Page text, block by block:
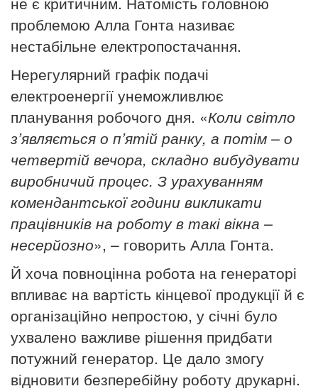
проблемою Алла Гонта називає
нестабільне електропостачання.
Нерегулярний графік подачі
електроенергії унеможливлює
планування робочого дня. «Коли світло
з’являється о п’ятій ранку, а потім – о
четвертій вечора, складно вибудувати
виробничий процес. З урахуванням
комендантської години викликати
працівників на роботу в такі вікна –
несерйозно», – говорить Алла Гонта.
Й хоча повноцінна робота на генераторі
впливає на вартість кінцевої продукції й є
організаційно непростою, у січні було
ухвалено важливе рішення придбати
потужний генератор. Це дало змогу
відновити безперебійну роботу друкарні.